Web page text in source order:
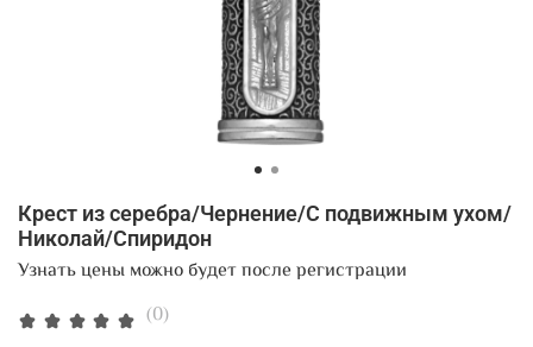
(0)
Крест из серебра/Чернение/С подвижным ухом/
Николай/Спиридон
Узнать цены можно будет после регистрации